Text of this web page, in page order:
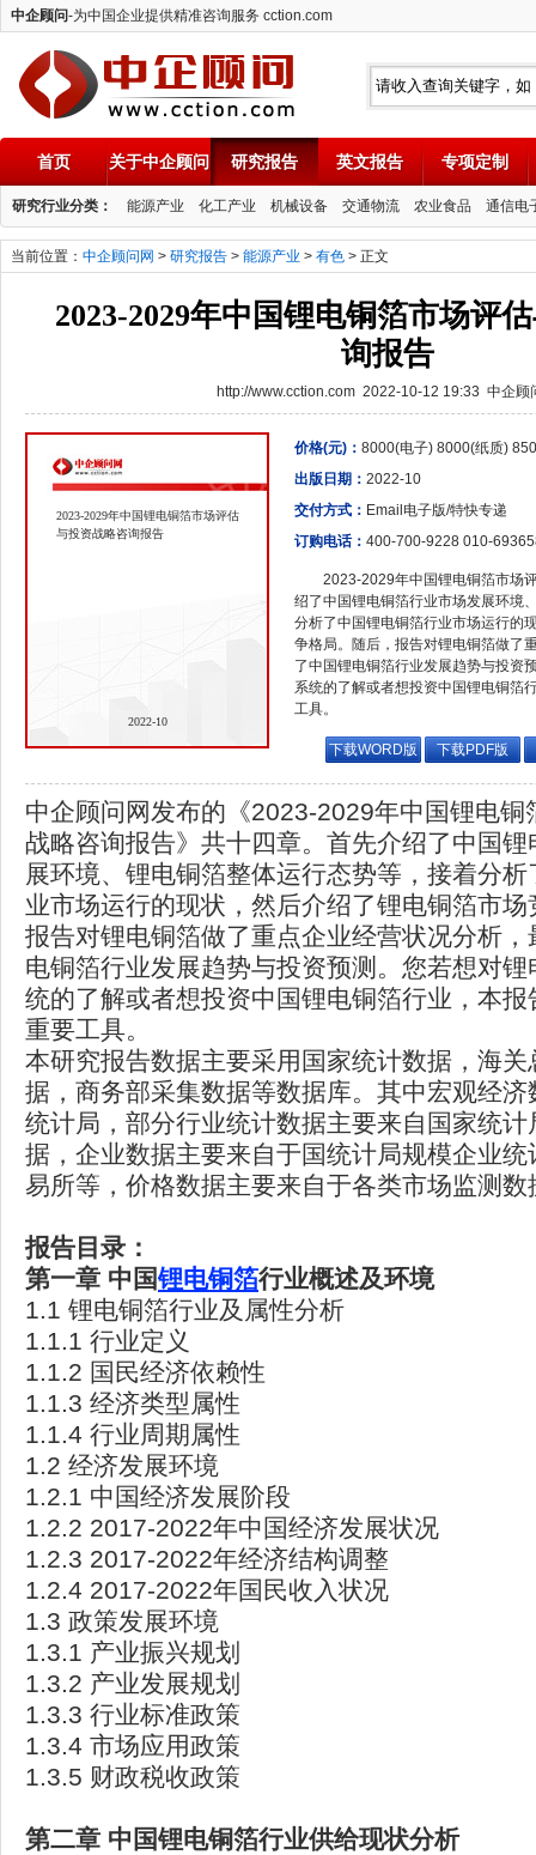
中企顾问-为中国企业提供精准咨询服务 cction.com
中企顾问
首页 关于中企顾问 研究报告 英文报告 专项定制
研究行业分类： 能源产业 化工产业 机械设备 交通物流 农业食品 通信电
当前位置： 中企顾问网 > 研究报告 > 能源产业 > 有色 > 正文
2023-2029年中国锂电铜箔市场评
询报告
http://www.cction.com 2022-10-12 19:33 中企顾
2023-2029年中国锂电铜箔市场评估
与投资战略咨询报告
2022-10
价格(元)： 8000(电子) 8000(纸质)
出版日期： 2022-10
交付方式： Email电子版/特快专递
订购电话： 400-700-9228 010-
2023-2029年中国锂电铜箔市场
绍了中国锂电铜箔行业市场发展环境
分析了中国锂电铜箔行业市场运行的
争格局。随后，报告对锂电铜箔做了
了中国锂电铜箔行业发展趋势与投资
系统的了解或者想投资中国锂电铜箔
工具。
下载WORD版 下载PDF版
中企顾问网发布的《2023-2029年中国锂电铜
战略咨询报告》共十四章。首先介绍了中国
展环境、锂电铜箔整体运行态势等，接着分
业市场运行的现状，然后介绍了锂电铜箔市
报告对锂电铜箔做了重点企业经营状况分析
电铜箔行业发展趋势与投资预测。您若想对
统的了解或者想投资中国锂电铜箔行业，本
重要工具。
本研究报告数据主要采用国家统计数据，海
据，商务部采集数据等数据库。其中宏观经
统计局，部分行业统计数据主要来自国家统
据，企业数据主要来自于国统计局规模企业
易所等，价格数据主要来自于各类市场监测数
报告目录：
第一章 中国锂电铜箔行业概述及环境
1.1 锂电铜箔行业及属性分析
1.1.1 行业定义
1.1.2 国民经济依赖性
1.1.3 经济类型属性
1.1.4 行业周期属性
1.2 经济发展环境
1.2.1 中国经济发展阶段
1.2.2 2017-2022年中国经济发展状况
1.2.3 2017-2022年经济结构调整
1.2.4 2017-2022年国民收入状况
1.3 政策发展环境
1.3.1 产业振兴规划
1.3.2 产业发展规划
1.3.3 行业标准政策
1.3.4 市场应用政策
1.3.5 财政税收政策
第二章 中国锂电铜箔行业供给现状分析